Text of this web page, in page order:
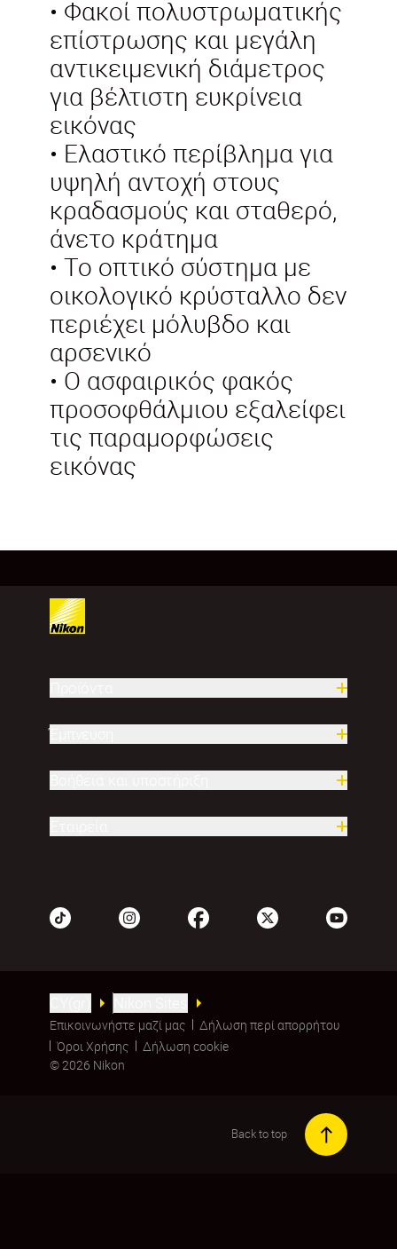
• Φακοί πολυστρωματικής
επίστρωσης και μεγάλη
αντικειμενική διάμετρος
για βέλτιστη ευκρίνεια
εικόνας
• Ελαστικό περίβλημα για
υψηλή αντοχή στους
κραδασμούς και σταθερό,
άνετο κράτημα
• Το οπτικό σύστημα με
οικολογικό κρύσταλλο δεν
περιέχει μόλυβδο και
αρσενικό
• Ο ασφαιρικός φακός
προσοφθάλμιου εξαλείφει
τις παραμορφώσεις
εικόνας
Επικοινωνήστε μαζί μας
Δήλωση περί απορρήτου
Όροι Χρήσης
Δήλωση cookie
© 2026 Nikon
Back to top